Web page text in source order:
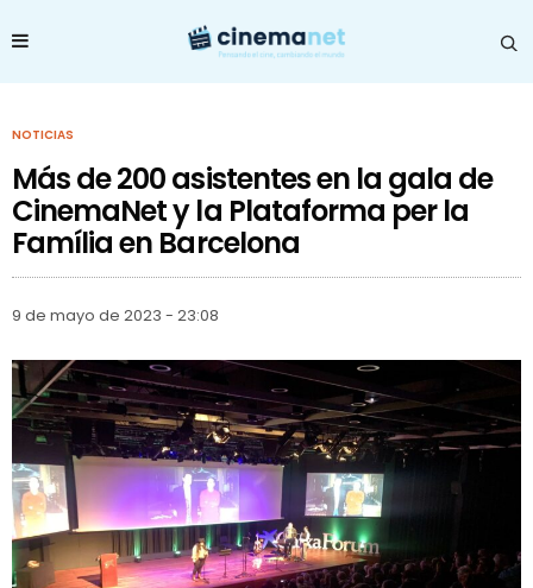
NOTICIAS
Más de 200 asistentes en la gala de
CinemaNet y la Plataforma per la
Família en Barcelona
9 de mayo de 2023 - 23:08